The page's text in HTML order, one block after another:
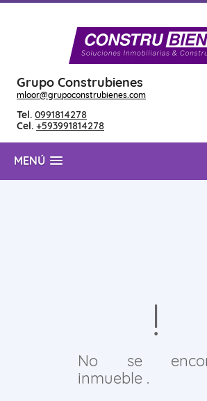
Grupo Construbienes
mloor@grupoconstrubienes.com
Tel. 0991814278
Cel. +593991814278
MENÚ
No se
inmueble .